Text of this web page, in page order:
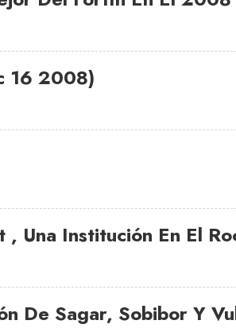
16 2008)
, Una Institución En El
De Sagar, Sobibor Y